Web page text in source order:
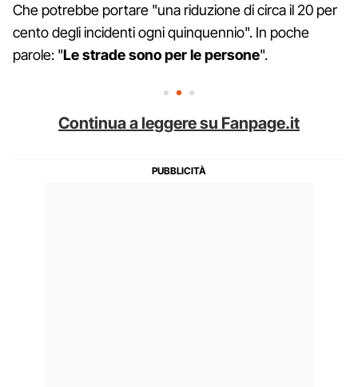
Che potrebbe portare "una riduzione di circa il 20 per
cento degli incidenti ogni quinquennio". In poche
parole: "Le strade sono per le persone".
Continua a leggere su Fanpage.it